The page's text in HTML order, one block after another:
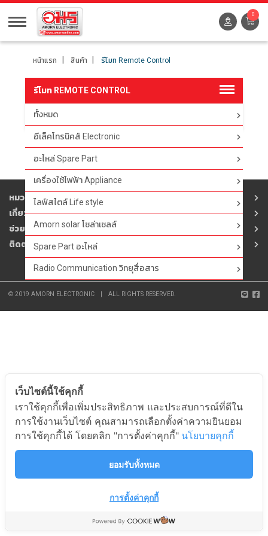
0
หน้าแรก สินค้า รีโมท Remote Control
รีโมท REMOTE CONTROL
ทั้งหมด
อีเล็คโทรนิคส์ Electronic
อะไหล่ Spare Part
เครื่องใช้ไฟฟ้า Appliance
ไลฟ์สไตล์ Life style
Amorn solar โซล่าเซลล์
Spare Part อะไหล่
Radio Communication วิทยุสื่อสาร
ตัวกรอง
หมวดสินค้า
เกี่ยวกับอมร
ช่วยเหลือ
ติดต่ออมร
© 2019 AMORN ELECTRONIC ALL RIGHTS RESERVED.
เว็บไซต์นี้ใช้คุกกี้
เราใช้คุกกี้เพื่อเพิ่มประสิทธิภาพ และประสบการณ์ที่ดีใน
การใช้งานเว็บไซต์ คุณสามารถเลือกตั้งค่าความยินยอม
การใช้คุกกี้ได้ โดยคลิก "การตั้งค่าคุกกี้" นโยบายคุกกี้
ยอมรับทั้งหมด
การตั้งค่าคุกกี้